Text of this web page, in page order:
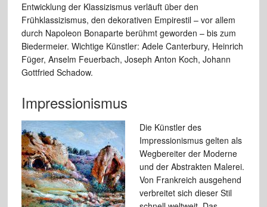
Entwicklung der Klassizismus verläuft über den
Frühklassizismus, den dekorativen Empirestil – vor allem
durch Napoleon Bonaparte berühmt geworden – bis zum
Biedermeier. Wichtige Künstler: Adele Canterbury, Heinrich
Füger, Anselm Feuerbach, Joseph Anton Koch, Johann
Gottfried Schadow.
Impressionismus
Die Künstler des
Impressionismus gelten als
Wegbereiter der Moderne
und der Abstrakten Malerei.
Von Frankreich ausgehend
verbreitet sich dieser Stil